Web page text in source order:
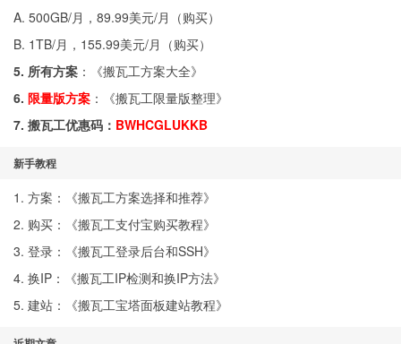
A. 500GB/月，89.99美元/月（购买）
B. 1TB/月，155.99美元/月（购买）
5. 所有方案 ：《搬瓦工方案大全》
6. 限量版方案 ：《搬瓦工限量版整理》
7. 搬瓦工优惠码： BWHCGLUKKB
新手教程
1. 方案：《搬瓦工方案选择和推荐》
2. 购买：《搬瓦工支付宝购买教程》
3. 登录：《搬瓦工登录后台和SSH》
4. 换IP：《搬瓦工IP检测和换IP方法》
5. 建站：《搬瓦工宝塔面板建站教程》